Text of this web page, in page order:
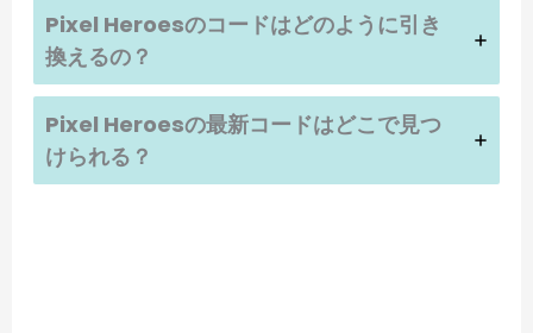
Pixel Heroesのコードはどのように引き
換えるの？
Pixel Heroesの最新コードはどこで見つ
けられる？